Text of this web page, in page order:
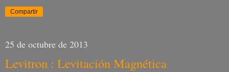
Compartir
25 de octubre de 2013
Levitron : Levitación Magnética